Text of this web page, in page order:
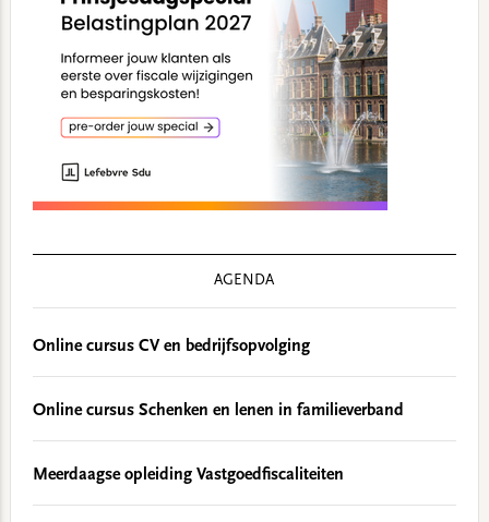
AGENDA
Online cursus CV en bedrijfsopvolging
Online cursus Schenken en lenen in familieverband
Meerdaagse opleiding Vastgoedfiscaliteiten